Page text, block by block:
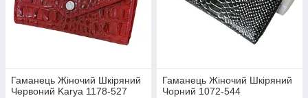
Гаманець Жіночий Шкіряний
Червоний Karya 1178-527
Гаманець Жіночий Шкіряний
Чорний 1072-544